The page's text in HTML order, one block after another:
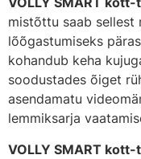
mistõttu saab sellest
lõõgastumiseks
kohandub keha
soodustades õiget
asendamatu
lemmiksarja
VOLLY SMART